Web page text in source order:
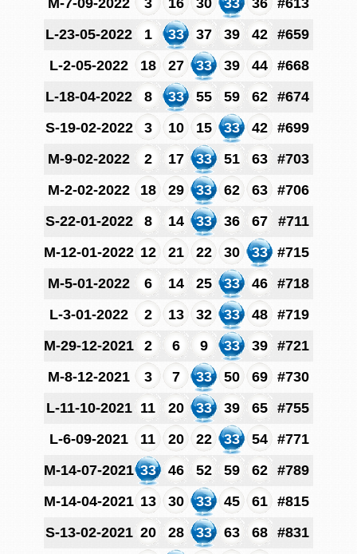
L-23-05-2022
1 33 37 39 42
#659
L-2-05-2022
18 27 33 39 44
#668
L-18-04-2022
8 33 55 59 62
#674
S-19-02-2022
3 10 15 33 42
#699
M-9-02-2022
2 17 33 51 63
#703
M-2-02-2022
18 29 33 62 63
#706
S-22-01-2022
8 14 33 36 67
#711
M-12-01-2022 12 21 22 30 33
#715
M-5-01-2022
6 14 25 33 46
#718
L-3-01-2022
2 13 32 33 48
#719
M-29-12-2021
2 6 9 33 39
#721
M-8-12-2021
3 7 33 50 69
#730
L-11-10-2021 11 20 33 39 65
#755
L-6-09-2021
11 20 22 33 54
#771
M-14-07-2021 33 46 52 59 62
#789
M-14-04-2021 13 30 33 45 61
#815
S-13-02-2021 20 28 33 63 68
#831